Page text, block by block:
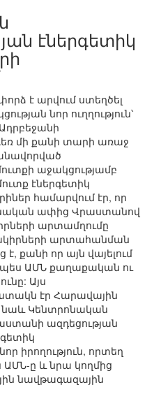
էներգետիկ
է արվում ստեղծել
նոր ուղղություն՝
մի քանի տարի առաջ
աջակցությամբ
էներգետիկ
համարվում էր, որ
ափից Վրաստանով
արտամղումը
արտահանման
է, քանի որ այն վայելում
ԱՄՆ քաղաքական ու
Այս
էր Հարավային
նաև Կենտրոնական
ազդեցության
իրողություն, որտեղ
ԱՄՆ-ը և նրա կողմից
նավթագազային